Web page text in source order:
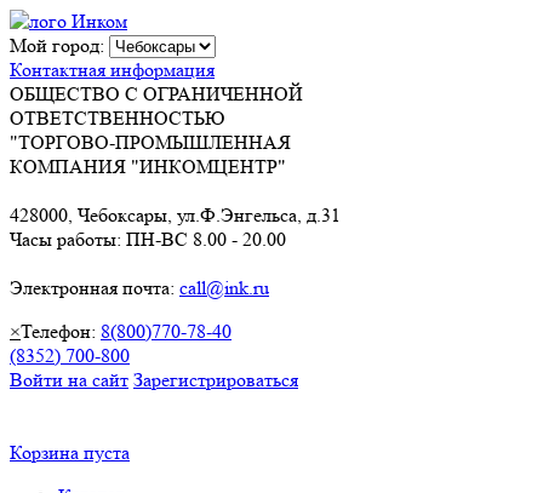
Мой город:
Контактная информация
ОБЩЕСТВО С ОГРАНИЧЕННОЙ
ОТВЕТСТВЕННОСТЬЮ
"ТОРГОВО-ПРОМЫШЛЕННАЯ
КОМПАНИЯ "ИНКОМЦЕНТР"
428000, Чебоксары, ул.Ф.Энгельса, д.31
Часы работы: ПН-ВС 8.00 - 20.00
Электронная почта: call@ink.ru
×Телефон: 8(800)770-78-40
(8352) 700-800
Войти на сайт Зарегистрироваться
Корзина пуста